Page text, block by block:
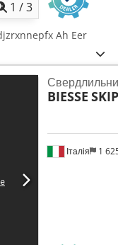
1 /3
Ah Eer
Італія 1
BIESSE